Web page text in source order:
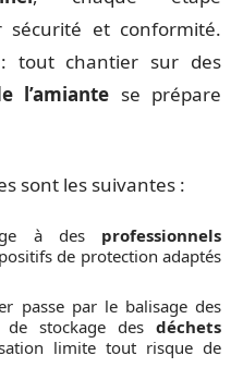
sécurité et conformité.
: tout chantier sur des
l’amiante se prépare
sont les suivantes :
à des professionnels
de protection adaptés
passe par le balisage des
de stockage des déchets
limite tout risque de